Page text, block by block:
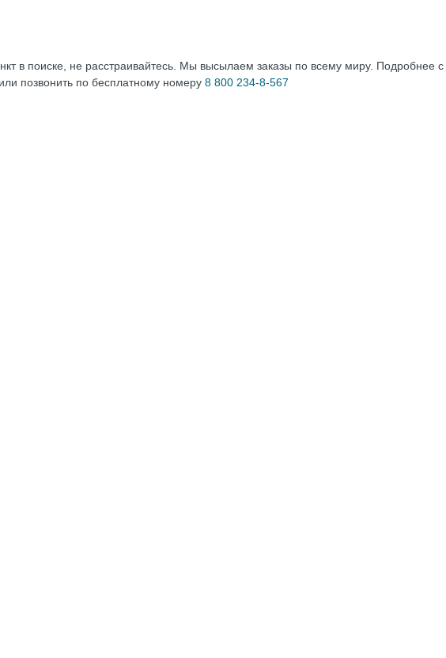
в поиске, не расстраивайтесь. Мы высылаем заказы по всему миру. Подробнее
или позвонить по бесплатному номеру 8 800 234-8-567